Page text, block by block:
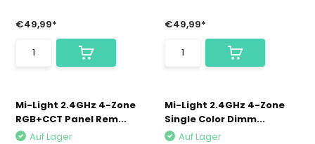
€49,99*
Mi-Light 2.4GHz 4-Zone
RGB+CCT Panel Rem...
Auf Lager
€49,99*
Mi-Light 2.4GHz 4-Zone
Single Color Dimm...
Auf Lager